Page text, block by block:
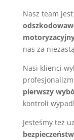
Nasz team
nas za
Nasi klienci
pierwszy
kontroli
Jesteśmy też